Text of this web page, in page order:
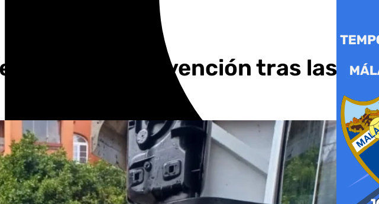
limpieza y prevención tras las